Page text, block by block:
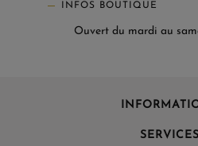
INFOS BOUTIQUE
Ouvert du mardi au
SERVICES